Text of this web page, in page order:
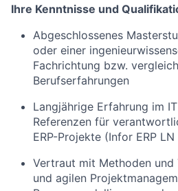
Ihre Kenntnisse und
Abgeschlossenes
oder einer
Fachrichtung bzw.
Berufserfahrungen
Langjährige Erfahrung im
Referenzen für
ERP-Projekte (Infor ERP
Vertraut mit Methoden und
und agilen